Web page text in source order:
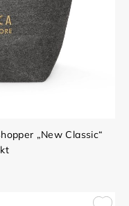
„New Classic“